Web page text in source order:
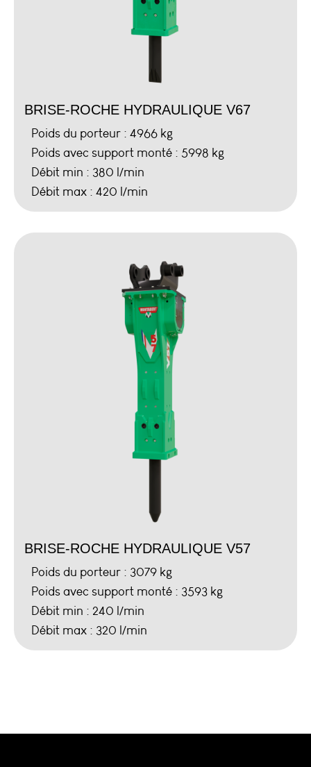
BRISE-ROCHE HYDRAULIQUE V67
Poids du porteur : 4966 kg
Poids avec support monté : 5998 kg
Débit min : 380 l/min
Débit max : 420 l/min
BRISE-ROCHE HYDRAULIQUE V57
Poids du porteur : 3079 kg
Poids avec support monté : 3593 kg
Débit min : 240 l/min
Débit max : 320 l/min